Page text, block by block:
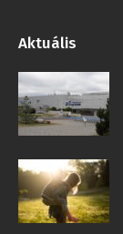
Aktuális